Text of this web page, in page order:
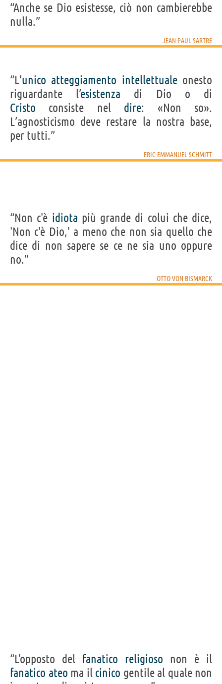
“Anche se Dio esistesse, ciò non cambierebbe
nulla.”
JEAN-PAUL SARTRE
“L’unico atteggiamento intellettualeonesto
riguardante l’esistenza di Dio o di
Cristo consiste nel dire: «Non so».
L’agnosticismo deve restare la nostra base,
per tutti.”
ERIC-EMMANUEL SCHMITT
“Non c'è idiota più grande di colui che dice,
'Non c'è Dio,' a meno che non sia quello che
dice di non sapere se ce ne sia uno oppure
no.”
OTTO VON BISMARCK
“L'opposto del fanatico religioso non è il
fanatico ateo ma il cinico gentile al quale non